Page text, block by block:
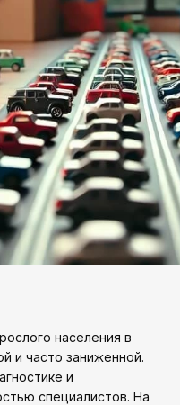
населения в
и часто заниженной.
и
специалистов. На